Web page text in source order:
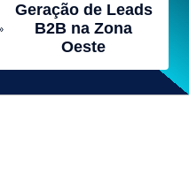
Geração de Leads
B2B na Zona
Oeste